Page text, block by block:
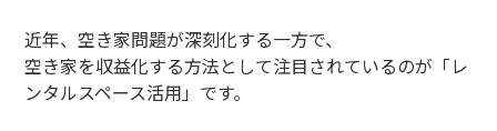
近年、空き家問題が深刻化する一方で、
空き家を収益化する方法として注目されているのが「レ
ンタルスペース活用」です。